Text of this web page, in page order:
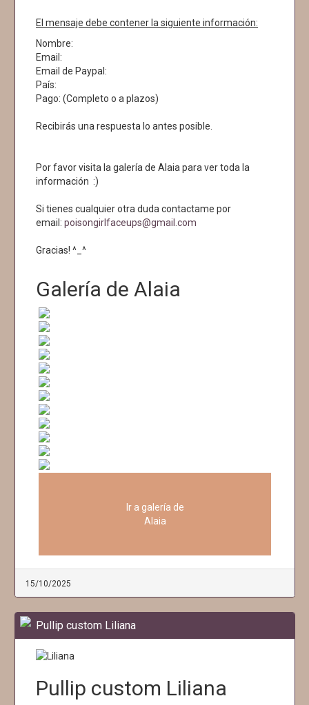
El mensaje debe contener la siguiente información:
Nombre:
Email:
Email de Paypal:
País:
Pago: (Completo o a plazos)
Recibirás una respuesta lo antes posible.
Por favor visita la galería de Alaia para ver toda la
información :)
Si tienes cualquier otra duda contactame por
email: poisongirlfaceups@gmail.com
Gracias! ^_^
Galería de Alaia
Ir a galería de
Alaia
15/10/2025
Pullip custom Liliana
Pullip custom Liliana